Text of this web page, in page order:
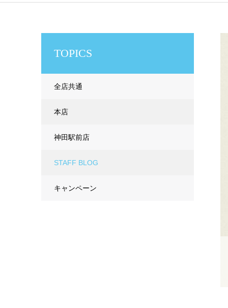
TOPICS
全店共通
本店
神田駅前店
STAFF BLOG
キャンペーン